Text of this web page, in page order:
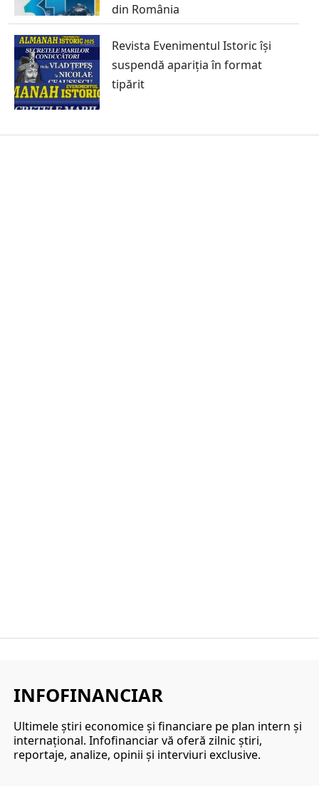
din România
Revista Evenimentul Istoric își
suspendă apariția în format
tipărit
INFOFINANCIAR
Ultimele ştiri economice şi financiare pe plan intern şi
internaţional. Infofinanciar vă oferă zilnic ştiri,
reportaje, analize, opinii şi interviuri exclusive.